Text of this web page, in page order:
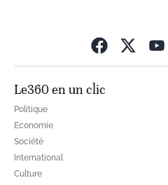
Le360 en un clic
Politique
Economie
Société
International
Culture